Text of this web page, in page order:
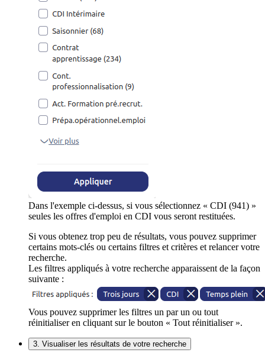
Dans l'exemple ci-dessus, si vous sélectionnez « CDI (941) »
seules les offres d'emploi en CDI vous seront restituées.
Si vous obtenez trop peu de résultats, vous pouvez supprimer
certains mots-clés ou certains filtres et critères et relancer votre
recherche.
Les filtres appliqués à votre recherche apparaissent de la façon
suivante :
Vous pouvez supprimer les filtres un par un ou tout
réinitialiser en cliquant sur le bouton « Tout réinitialiser ».
3. Visualiser les résultats de votre recherche